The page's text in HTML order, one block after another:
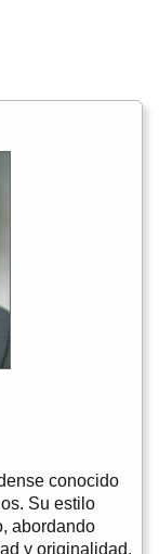
conocido
Su estilo
abordando
y originalidad.